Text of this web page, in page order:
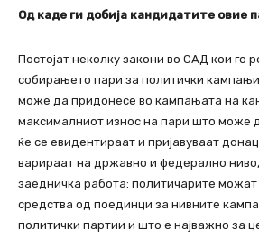
Од каде ги добија кандидатите овие
Постојат неколку закони во САД кои го
собирањето пари за политички
може да придонесе во кампањата на
максималниот износ на пари што може
ќе се евидентираат и пријавуваат
варираат на државно и федерално
заедничка работа: политичарите
средства од поединци за нивните
политички партии и што е најважно за